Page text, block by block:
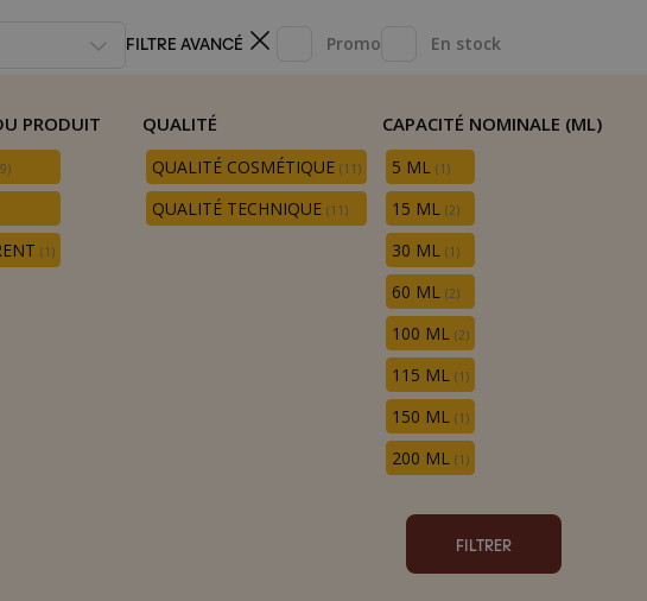
FILTRE AVANCÉ Promo En stock
PRODUIT
(1)
QUALITÉ
QUALITÉ COSMÉTIQUE (11)
QUALITÉ TECHNIQUE (11)
CAPACITÉ NOMINALE (ML)
5 ML (1)
15 ML (2)
30 ML (1)
60 ML (2)
100 ML (2)
115 ML (1)
150 ML (1)
200 ML (1)